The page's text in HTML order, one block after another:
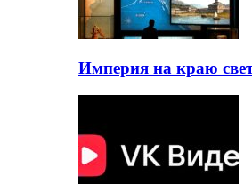
Империя на краю